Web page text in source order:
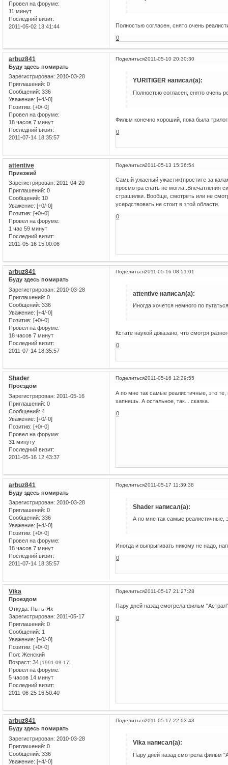
Провел на форуме:
11 минут
Последний визит:
2011-05-02 13:41:44
Полностью согласен, снято очень
0
Поделиться2011-05-10 20:30:30
arbuz841
Буду здесь помирать
Зарегистрирован: 2010-03-28
Приглашений: 0
Сообщений: 336
Уважение: [+4/-0]
Позитив: [+0/-0]
Провел на форуме:
18 часов 7 минут
Последний визит:
2011-07-14 18:35:57
YURITIGER написал(а):
Полностью согласен, снято очень
Фильм конечно хороший, пока была
0
Поделиться2011-05-13 15:36:54
attentive
Приезжий
Зарегистрирован: 2011-04-20
Приглашений: 0
Сообщений: 10
Уважение: [+0/-0]
Позитив: [+0/-0]
Провел на форуме:
1 час 59 минут
Последний визит:
2011-05-16 15:00:06
Самый ужасный ужастик(простите за
просмотра спать не могла..Впечатления
страшилки. Вообще, смотреть или не
усердствовать не стоит в этой области.
0
Поделиться2011-05-16 08:51:01
arbuz841
Буду здесь помирать
Зарегистрирован: 2010-03-28
Приглашений: 0
Сообщений: 336
Уважение: [+4/-0]
Позитив: [+0/-0]
Провел на форуме:
18 часов 7 минут
Последний визит:
2011-07-14 18:35:57
attentive написал(а):
Иногда хочется немного по
Кстате наукой доказано, что смотря
0
Поделиться2011-05-16 12:29:55
Shader
Проездом
Зарегистрирован: 2011-05-16
Приглашений: 0
Сообщений: 4
Уважение: [+0/-0]
Позитив: [+0/-0]
Провел на форуме:
31 минуту
Последний визит:
2011-05-16 12:43:37
А по мне так самые реалистичные, это те,
хапнешь. А остальное, так... сказка.
0
Поделиться2011-05-17 11:39:38
arbuz841
Буду здесь помирать
Зарегистрирован: 2010-03-28
Приглашений: 0
Сообщений: 336
Уважение: [+4/-0]
Позитив: [+0/-0]
Провел на форуме:
18 часов 7 минут
Последний визит:
2011-07-14 18:35:57
Shader написал(а):
А по мне так самые реалистичные,
Иногда и выпрыгивать никому не надо,
0
Поделиться2011-05-17 21:27:28
Vika
Проездом
Откуда: Пыть-Ях
Зарегистрирован: 2011-05-17
Приглашений: 0
Сообщений: 1
Уважение: [+0/-0]
Позитив: [+0/-0]
Пол: Женский
Возраст: 34 [1991-09-17]
Провел на форуме:
5 часов 14 минут
Последний визит:
2011-06-25 16:50:40
Пару дней назад смотрела фильм
0
Поделиться2011-05-17 22:03:43
arbuz841
Буду здесь помирать
Зарегистрирован: 2010-03-28
Приглашений: 0
Сообщений: 336
Уважение: [+4/-0]
Vika написал(а):
Пару дней назад смотрела фильм